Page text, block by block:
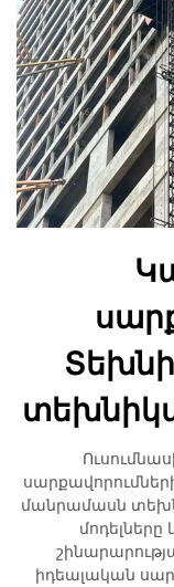
մանրամասն
իդեալական